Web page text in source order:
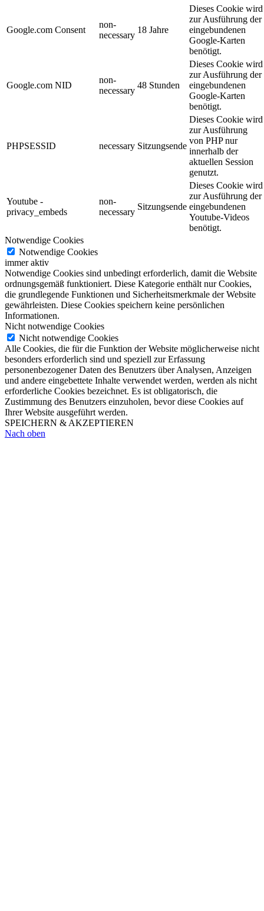
Google.com Consent
non-
necessary
18 Jahre
Dieses Cookie wird
zur Ausführung der
eingebundenen
Google-Karten
benötigt.
Google.com NID
non-
necessary
48 Stunden
Dieses Cookie wird
zur Ausführung der
eingebundenen
Google-Karten
benötigt.
PHPSESSID necessary Sitzungsende
Dieses Cookie wird
zur Ausführung
von PHP nur
innerhalb der
aktuellen Session
genutzt.
Youtube -
privacy_embeds
non-
necessary
Sitzungsende
Dieses Cookie wird
zur Ausführung der
eingebundenen
Youtube-Videos
benötigt.
Notwendige Cookies
Notwendige Cookies
immer aktiv
Notwendige Cookies sind unbedingt erforderlich, damit die Website
ordnungsgemäß funktioniert. Diese Kategorie enthält nur Cookies,
die grundlegende Funktionen und Sicherheitsmerkmale der Website
gewährleisten. Diese Cookies speichern keine persönlichen
Informationen.
Nicht notwendige Cookies
Nicht notwendige Cookies
Alle Cookies, die für die Funktion der Website möglicherweise nicht
besonders erforderlich sind und speziell zur Erfassung
personenbezogener Daten des Benutzers über Analysen, Anzeigen
und andere eingebettete Inhalte verwendet werden, werden als nicht
erforderliche Cookies bezeichnet. Es ist obligatorisch, die
Zustimmung des Benutzers einzuholen, bevor diese Cookies auf
Ihrer Website ausgeführt werden.
SPEICHERN & AKZEPTIEREN
Nach oben